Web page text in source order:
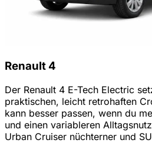
Renault 4
Der Renault 4 E-Tech Electric
praktischen, leicht retrohaften
kann besser passen, wenn du
und einen variableren
Urban Cruiser nüchterner und